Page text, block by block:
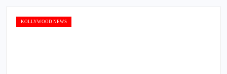
KOLLYWOOD NEWS